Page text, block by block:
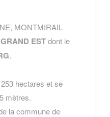
MONTMIRAIL
GRAND ESTdont le
.
hectares et se
mètres.
la commune de